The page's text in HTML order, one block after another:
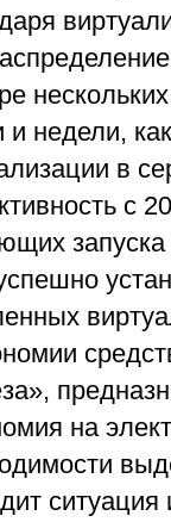
и недели,
в
с
на